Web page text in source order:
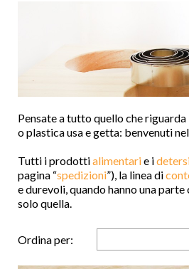
Pensate a tutto quelloche riguarda
oplastica usa e getta: benvenuti
Tutti i prodottialimentarie i
pagina “spedizioni”), la linea di
e durevoli,quando hanno una
solo quella.
Ordina per: